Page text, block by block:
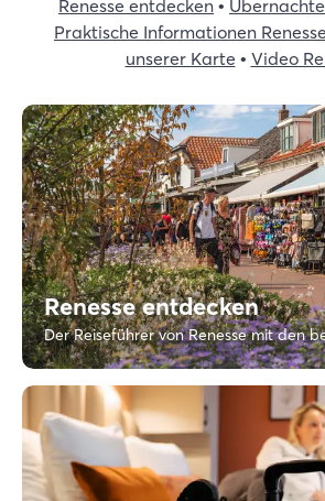
Suche
Renesse entdecken •
Praktische Informationen Renesse
unserer Karte • Video
Renesse entdecken
Der Reiseführer von Renesse mit den